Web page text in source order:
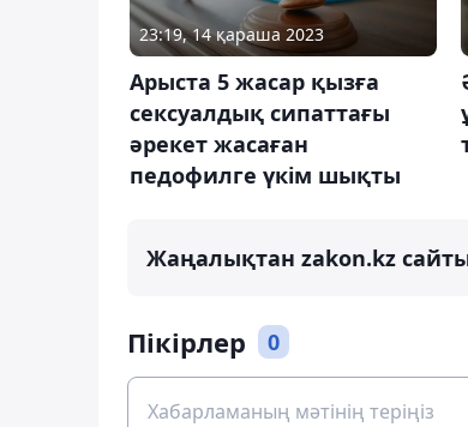
23:19, 14 қараша 2023
Арыста 5 жасар қызға
сексуалдық сипаттағы
әрекет жасаған
педофилге үкім шықты
Жаңалықтан zakon.kz
Пікірлер 0